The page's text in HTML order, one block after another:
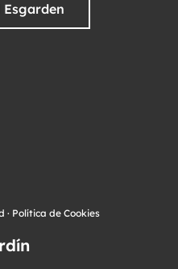
· Política de Cookies